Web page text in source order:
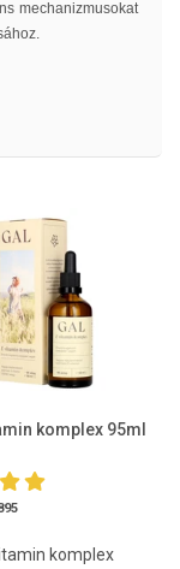
mechanizmusokat
komplex 95ml
komplex